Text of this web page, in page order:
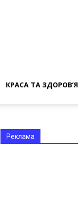
КРАСА ТА ЗДОРОВ’Я
Реклама